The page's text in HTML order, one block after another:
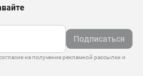
Подписаться
на получение рекламной рассылки и